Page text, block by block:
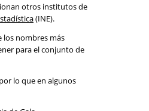
otros institutos de
(INE).
los nombres más
para el conjunto de
lo que en algunos